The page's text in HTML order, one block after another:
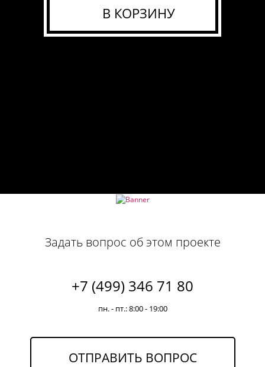
В КОРЗИНУ
Задать вопрос об этом проекте
+7 (499) 346 71 80
пн. - пт.: 8:00 - 19:00
ОТПРАВИТЬ ВОПРОС